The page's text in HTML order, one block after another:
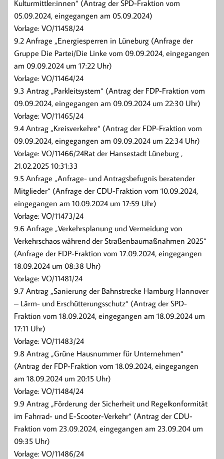
Kulturmittler:innen“ (Antrag der SPD-Fraktion vom
05.09.2024, eingegangen am 05.09.2024)
Vorlage: VO/11458/24
9.2 Anfrage „Energiesperren in Lüneburg (Anfrage der
Gruppe Die Partei/Die Linke vom 09.09.2024, eingegangen
am 09.09.2024 um 17:22 Uhr)
Vorlage: VO/11464/24
9.3 Antrag „Parkleitsystem“ (Antrag der FDP-Fraktion vom
09.09.2024, eingegangen am 09.09.2024 um 22:30 Uhr)
Vorlage: VO/11465/24
9.4 Antrag „Kreisverkehre“ (Antrag der FDP-Fraktion vom
09.09.2024, eingegangen am 09.09.2024 um 22:34 Uhr)
Vorlage: VO/11466/24Rat der Hansestadt Lüneburg ,
21.02.2025 10:31:33
9.5 Anfrage „Anfrage- und Antragsbefugnis beratender
Mitglieder“ (Anfrage der CDU-Fraktion vom 10.09.2024,
eingegangen am 10.09.2024 um 17:59 Uhr)
Vorlage: VO/11473/24
9.6 Anfrage „Verkehrsplanung und Vermeidung von
Verkehrschaos während der Straßenbaumaßnahmen 2025“
(Anfrage der FDP-Fraktion vom 17.09.2024, eingegangen
18.09.2024 um 08:38 Uhr)
Vorlage: VO/11481/24
9.7 Antrag „Sanierung der Bahnstrecke Hamburg Hannover
– Lärm- und Erschütterungsschutz“ (Antrag der SPD-
Fraktion vom 18.09.2024, eingegangen am 18.09.2024 um
17:11 Uhr)
Vorlage: VO/11483/24
9.8 Antrag „Grüne Hausnummer für Unternehmen“
(Antrag der FDP-Fraktion vom 18.09.2024, eingegangen
am 18.09.2024 um 20:15 Uhr)
Vorlage: VO/11484/24
9.9 Antrag „Förderung der Sicherheit und Regelkonformität
im Fahrrad- und E-Scooter-Verkehr“ (Antrag der CDU-
Fraktion vom 23.09.2024, eingegangen am 23.09.204 um
09:35 Uhr)
Vorlage: VO/11486/24